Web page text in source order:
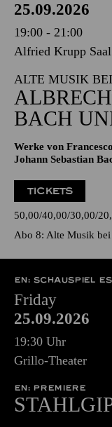
25.09.2026
19:00 - 21:00
Alfried Krupp Saal
ALTE MUSIK
BACH
Werke von
Johann Sebastian
TICKETS
50,00 40,00 30,00
Abo 8: Alte Musik bei
EN: SCHAUSPIEL
Friday
25.09.2026
19:30 Uhr
Grillo-Theater
EN: PREMIERE